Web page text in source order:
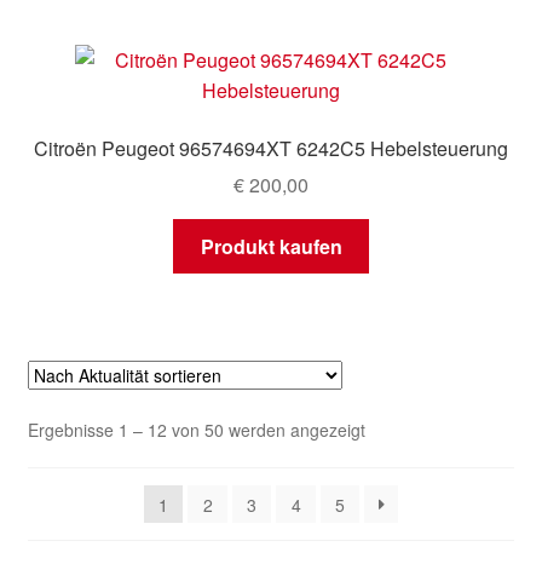
Citroën Peugeot 96574694XT 6242C5 Hebelsteuerung
€200,00
Produkt kaufen
Ergebnisse 1 – 12 von 50 werden angezeigtNach
1
2 3 4 5